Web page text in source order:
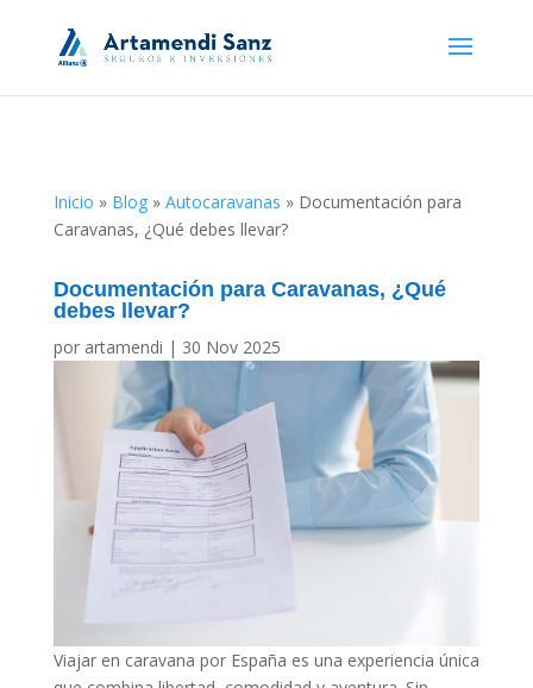
Inicio » Blog» Autocaravanas » Documentación para
Caravanas, ¿Qué debes llevar?
Documentación para Caravanas, ¿Qué
debes llevar?
por artamendi | 30 Nov 2025
Viajar en caravana por España es una experiencia única